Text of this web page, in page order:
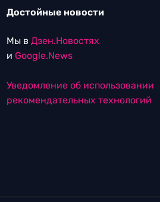
Достойные новости
Мы в Дзен.Новостях
и Google.News
Уведомление об использовании
рекомендательных технологий